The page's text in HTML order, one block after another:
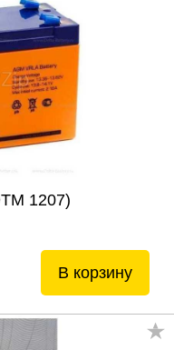
1207)
В корзину